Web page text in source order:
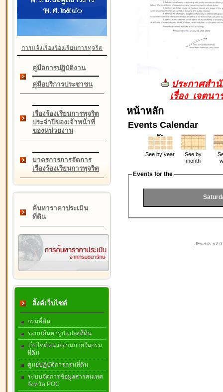
การแจ้งเรื่องร้องเรียนการทุจริต
คู่มือการปฏิบัติงาน
คู่มือบริการประชาชน
เรื่องร้องเรียนการทุจริต
ประจำปีของเจ้าหน้าที่
ของหน่วยงาน
มาตรการการจัดการ
เรื่องร้องเรียนการทุจริต
ค้นหาราคาประเมิน
ที่ดิน
ลิ้งค์เว็บไซต์
กรมที่ดิน
ระบบค้นหารูปแปลงที่ดิน
เว็บไซต์หน่วยงานภายในกรม
ที่ดิน
ศูนย์ปฏิบัติการกรมที่ดิน
ระบบจัดการข้อมูลสารสนเทศ
จังหวัด POC
ประกาศสำ
เรื่อง เจตน
หน้าหลัก
Events Calendar
See by year
See by
month
Events for the
JEvents